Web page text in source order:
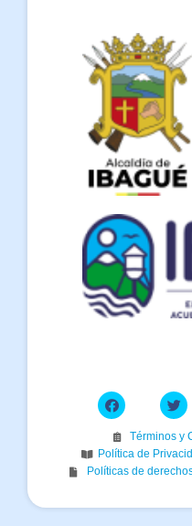
Términos y
Política de
Políticas de